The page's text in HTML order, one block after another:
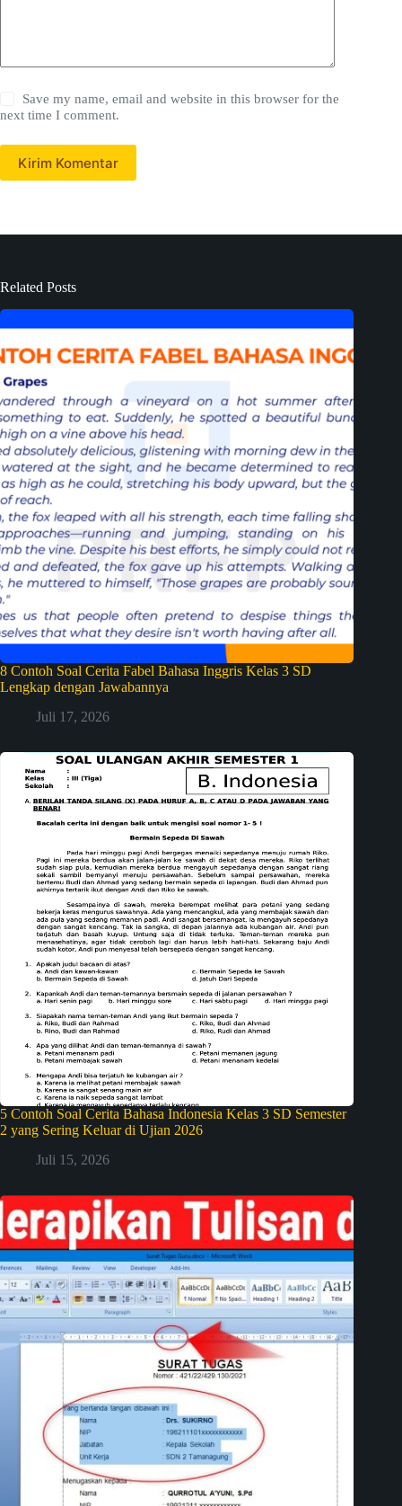
Save my name, email and website in this browser for the
next time I comment.
Kirim Komentar
Related Posts
8 Contoh Soal Cerita Fabel Bahasa Inggris Kelas 3 SD
Lengkap dengan Jawabannya
Juli 17, 2026
5 Contoh Soal Cerita Bahasa Indonesia Kelas 3 SD Semester
2 yang Sering Keluar di Ujian 2026
Juli 15, 2026